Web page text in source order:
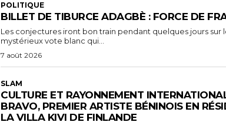
POLITIQUE
BILLET DE TIBURCE ADAGBÈ : FORCE DE
Les conjectures iront bon train pendant quelques jours sur
mystérieux vote blanc qui...
7 août 2026
SLAM
CULTURE ET RAYONNEMENT
BRAVO, PREMIER ARTISTE BÉNINOIS EN
LA VILLA KIVI DE FINLANDE